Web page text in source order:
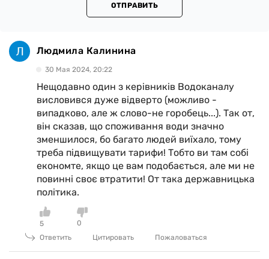
ОТПРАВИТЬ
Людмила Калинина
30 Мая 2024, 20:22
Нещодавно один з керівників Водоканалу
висловився дуже відверто (можливо -
випадково, але ж слово-не горобець...). Так от,
він сказав, що споживання води значно
зменшилося, бо багато людей виїхало, тому
треба підвищувати тарифи! Тобто ви там собі
економте, якщо це вам подобається, але ми не
повинні своє втратити! От така державницька
політика.
5
0
Ответить
Цитировать Пожаловаться